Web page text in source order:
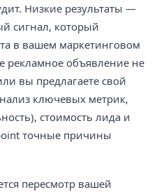
Низкие результаты —
сигнал, который
в вашем маркетинговом
рекламное объявление не
вы предлагаете свой
ключевых метрик,
стоимость лида и
точные причины
пересмотр вашей